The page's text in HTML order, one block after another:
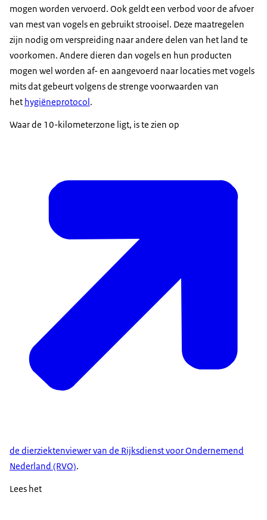
mogen worden vervoerd. Ook geldt een verbod voor de afvoer
van mest van vogels en gebruikt strooisel. Deze maatregelen
zijn nodig om verspreiding naar andere delen van het land te
voorkomen. Andere dieren dan vogels en hun producten
mogen wel worden af- en aangevoerd naar locaties met vogels
mits dat gebeurt volgens de strenge voorwaarden van
het hygiëneprotocol .
Waar de 10-kilometerzone ligt, is te zien op
de dierziektenviewer van de Rijksdienst voor Ondernemend
Nederland (RVO).
Lees het